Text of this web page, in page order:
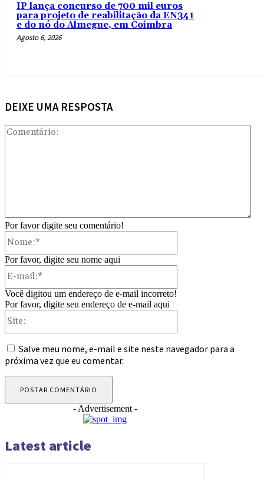
IP lança concurso de 700 mil euros
para projeto de reabilitação da EN341
e do nó do Almegue, em Coimbra
Agosto 6, 2026
DEIXE UMA RESPOSTA
Por favor digite seu comentário!
Por favor, digite seu nome aqui
Você digitou um endereço de e-mail incorreto!
Por favor, digite seu endereço de e-mail aqui
Salve meu nome, e-mail e site neste navegador para a
próxima vez que eu comentar.
- Advertisement -
Latest article